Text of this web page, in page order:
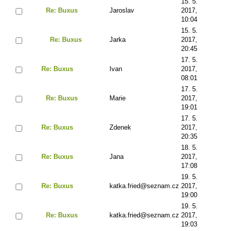
Re: Buxus Jaroslav
2017,
10:04
Re: Buxus Jarka
15. 5.
2017,
20:45
Re: Buxus Ivan
17. 5.
2017,
08:01
Re: Buxus Marie
17. 5.
2017,
19:01
Re: Buxus Zdenek
17. 5.
2017,
20:35
Re: Buxus Jana
18. 5.
2017,
17:08
Re: Buxus katka.fried@seznam.cz
19. 5.
2017,
19:00
Re: Buxus katka.fried@seznam.cz
19. 5.
2017,
19:03